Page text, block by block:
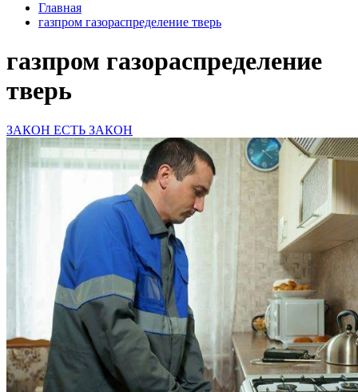
Главная
газпром газораспределение тверь
газпром газораспределение
тверь
ЗАКОН ЕСТЬ ЗАКОН